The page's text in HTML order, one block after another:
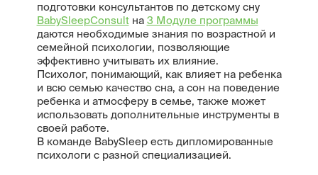
подготовки консультантов по детскому сну
BabySleepConsultна 3 Модуле программы
даются необходимые знания по возрастной и
семейной психологии, позволяющие
эффективно учитывать их влияние.
Психолог, понимающий, как влияет на ребенка
и всю семью качество сна, а сон на поведение
ребенка и атмосферу в семье, также может
использовать дополнительные инструменты в
своей работе.
В команде BabySleep есть дипломированные
психологи с разной специализацией.